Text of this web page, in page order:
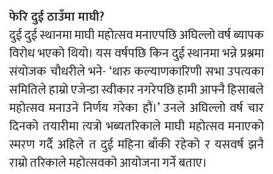
फेरि दुई ठाउँमा माघी?
दुई दुई स्थानमा माघी महोत्सव मनाएपछि अघिल्लो वर्ष ब्यापक
विरोध भएको थियो। यस वर्षपछि किन दुई स्थानमा भन्ने प्रश्नमा
संयोजक चौधरीले भने- ‘थारु कल्याणकारिणी सभा उपत्यका
समितिले हाम्रो एजेन्डा स्वीकार नगरेपछि हामी आफ्नै हिसाबले
महोत्सव मनाउने निर्णय गरेका हौं।’ उनले अघिल्लो वर्ष चार
दिनको तयारीमा त्यत्रो भब्यतरिकाले माघी महोत्सव मनाएको
स्मरण गर्दै अहिले त दुई महिना बाँकी रहेको र यसवर्ष झनै
राम्रो तरिकाले महोत्सवको आयोजना गर्ने बताए।